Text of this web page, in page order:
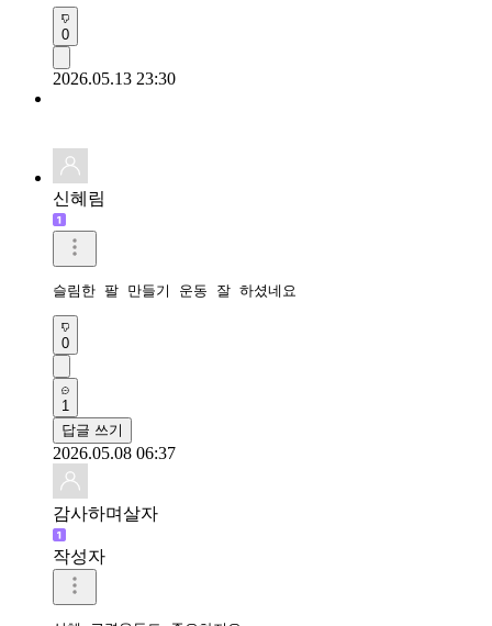
0
2026.05.13 23:30
신혜림
슬림한 팔 만들기 운동 잘 하셨네요
0
1
답글 쓰기
2026.05.08 06:37
감사하며살자
작성자